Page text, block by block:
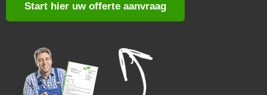
Start hier uw offerte aanvraag